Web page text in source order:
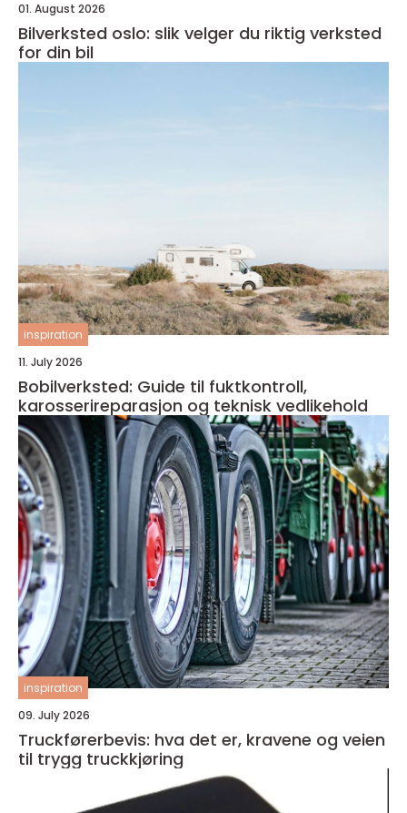
01. August 2026
Bilverksted oslo: slik velger du riktig verksted
for din bil
inspiration
11. July 2026
Bobilverksted: Guide til fuktkontroll,
karosserireparasjon og teknisk vedlikehold
inspiration
09. July 2026
Truckførerbevis: hva det er, kravene og veien
til trygg truckkjøring